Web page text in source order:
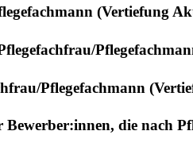
(Vertiefung
Pflegefachmann
Bewerber:innen, die nach